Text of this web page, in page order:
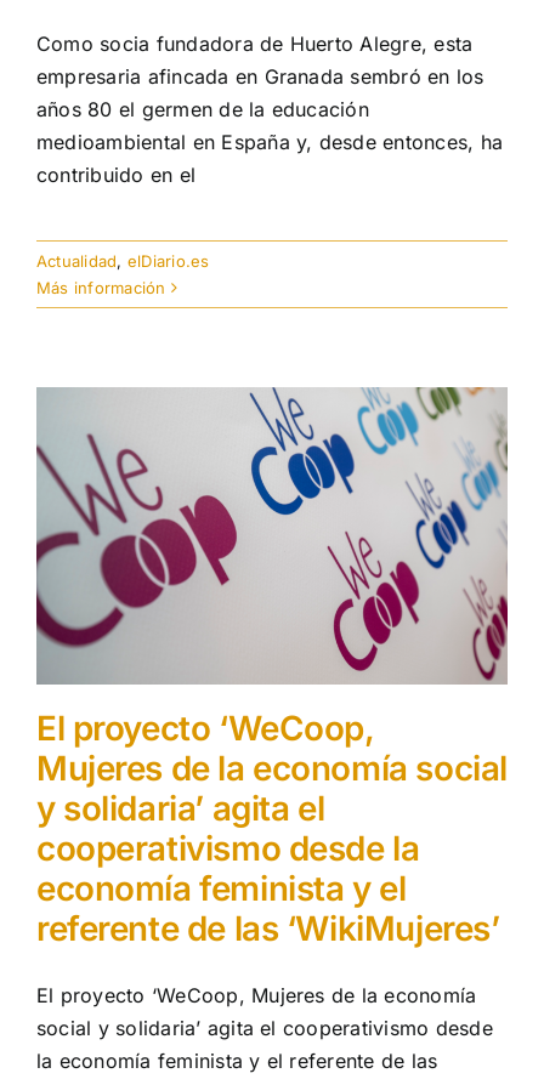
Como socia fundadora de Huerto Alegre, esta
empresaria afincada en Granada sembró en los
años 80 el germen de la educación
medioambiental en España y, desde entonces, ha
contribuido en el
Actualidad, elDiario.es
Más información
El proyecto ‘WeCoop,
Mujeres de la economía social
y solidaria’ agita el
cooperativismo desde la
economía feminista y el
referente de las ‘WikiMujeres’
El proyecto ‘WeCoop, Mujeres de la economía
social y solidaria’ agita el cooperativismo desde
la economía feminista y el referente de las